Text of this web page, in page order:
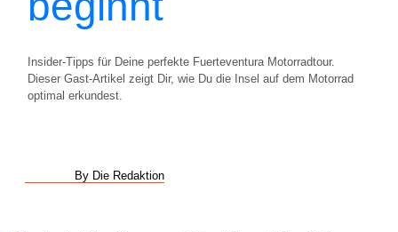
Insider-Tipps für Deine perfekte Fuerteventura Motorradtour.
Dieser Gast-Artikel zeigt Dir, wie Du die Insel auf dem Motorrad
optimal erkundest.
By Die Redaktion